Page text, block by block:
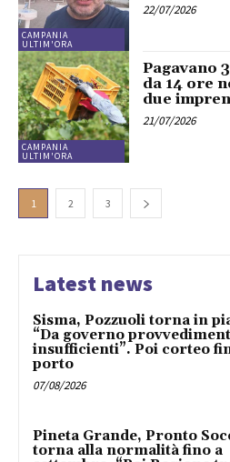
CAMPANIA
ULTIM'ORA
22/07/2026
CAMPANIA
ULTIM'ORA
Pagavano
da 14 ore
due
21/07/2026
1 2 3
Latest news
Sisma, Pozzuoli torna in
“Da governo
insufficienti”. Poi corteo
porto
07/08/2026
Pineta Grande, Pronto
torna alla normalità fino a